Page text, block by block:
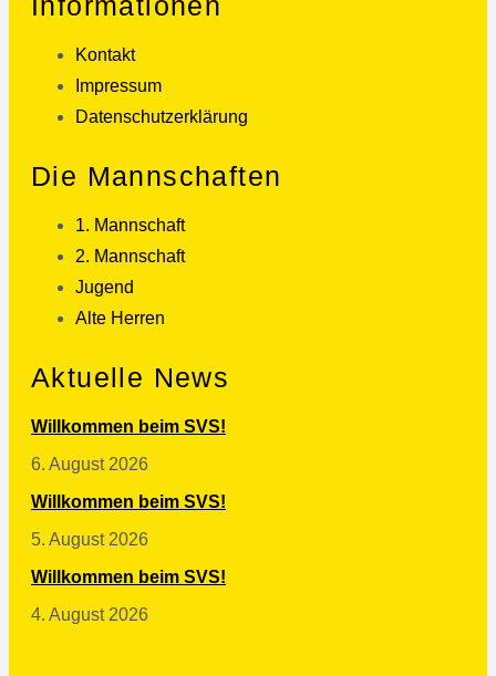
Kontakt
Impressum
Datenschutzerklärung
Die Mannschaften
1. Mannschaft
2. Mannschaft
Jugend
Alte Herren
Aktuelle News
Willkommen beim SVS!
6. August 2026
Willkommen beim SVS!
5. August 2026
Willkommen beim SVS!
4. August 2026